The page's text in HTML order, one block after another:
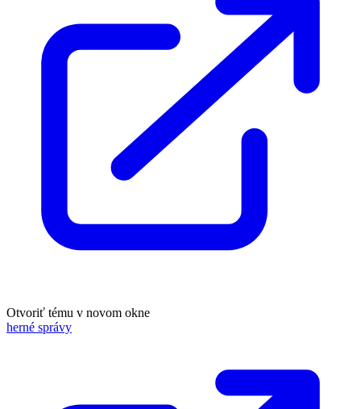
Otvoriť tému v novom okne
herné správy